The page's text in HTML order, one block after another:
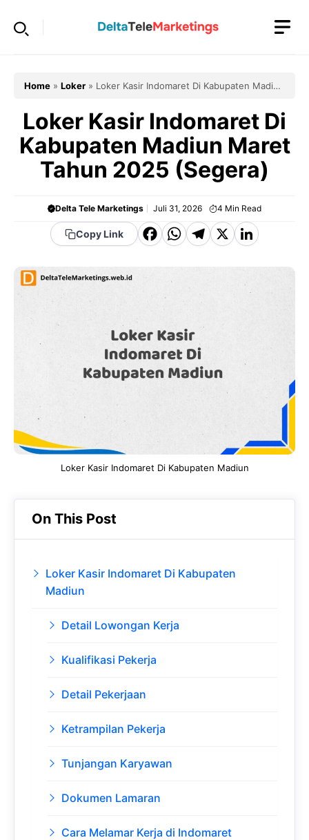
Home » Loker » Loker Kasir Indomaret Di Kabupaten Madiun
Loker Kasir Indomaret Di
Kabupaten Madiun Maret
Tahun 2025 (Segera)
Delta Tele Marketings Juli 31, 2026 4 Min Read
Copy Link
F
e
o
o
W
a
t
s
A
p
T
g
a
m
X Li
k
e
Loker Kasir Indomaret Di Kabupaten Madiun
On This Post
Loker Kasir Indomaret Di Kabupaten
Madiun
Detail Lowongan Kerja
Kualifikasi Pekerja
Detail Pekerjaan
Ketrampilan Pekerja
Tunjangan Karyawan
Dokumen Lamaran
Cara Melamar Kerja di Indomaret